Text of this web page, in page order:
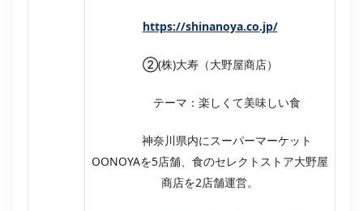
https://shinanoya.co.jp/
②(株)大寿（大野屋商店）
テーマ：楽しくて美味しい食
神奈川県内にスーパーマーケット
OONOYAを5店舗、食のセレクトストア大野屋
商店を2店舗運営。